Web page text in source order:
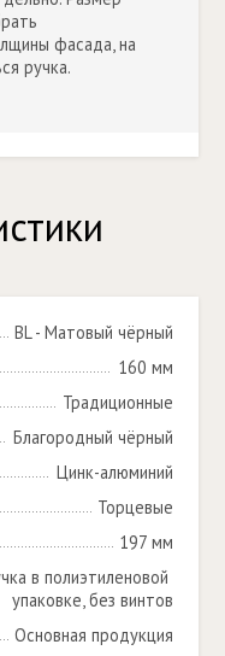
фасада, на
ручка.
BL - Матовый чёрный
160 мм
Традиционные
Благородный чёрный
Цинк-алюминий
Торцевые
197 мм
в полиэтиленовой
упаковке, без винтов
Основная продукция